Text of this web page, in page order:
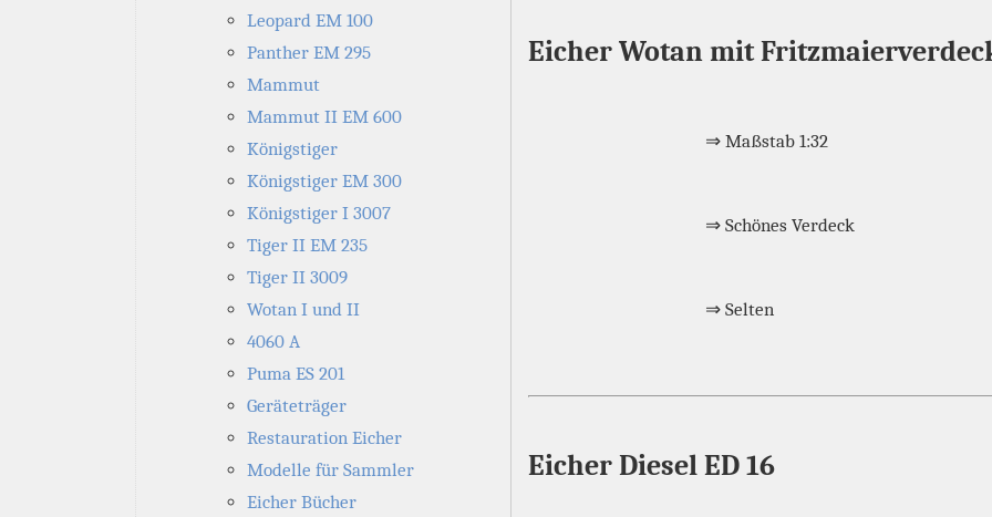
Leopard EM 100
Panther EM 295
Mammut
Mammut II EM 600
Königstiger
Königstiger EM 300
Königstiger I 3007
Tiger II EM 235
Tiger II 3009
Wotan I und II
4060 A
Puma ES 201
Geräteträger
Restauration Eicher
Modelle für Sammler
Eicher Bücher
Eicher Wotan mit
⇒ Maßstab 1:32
⇒ Schönes Verdeck
⇒ Selten
Eicher Diesel ED 16